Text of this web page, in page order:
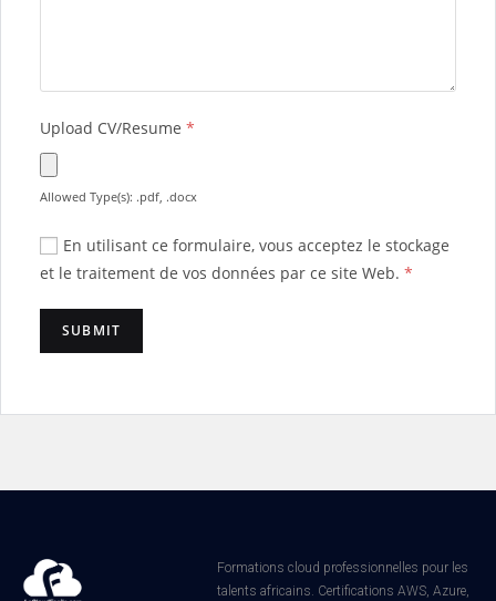
Upload CV/Resume *
Allowed Type(s): .pdf, .docx
En utilisant ce formulaire, vous acceptez le stockage
et le traitement de vos données par ce site Web. *
Formations cloud professionnelles pour les
talents africains. Certifications AWS, Azure,